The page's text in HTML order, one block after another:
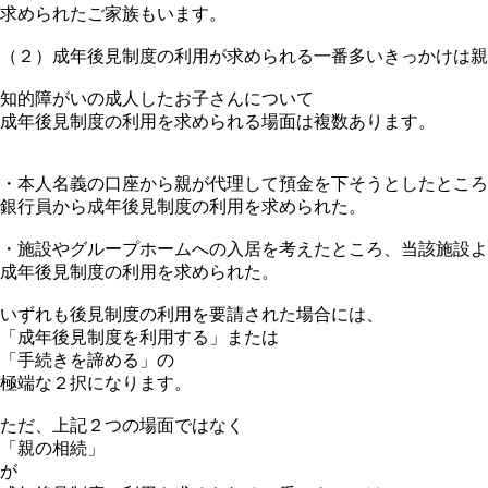
求められたご家族もいます。
（２）成年後見制度の利用が求められる一番多いきっかけは
知的障がいの成人したお子さんについて
成年後見制度の利用を求められる場面は複数あります。
・本人名義の口座から親が代理して預金を下そうとしたところ
銀行員から成年後見制度の利用を求められた。
・施設やグループホームへの入居を考えたところ、当該施設よ
成年後見制度の利用を求められた。
いずれも後見制度の利用を要請された場合には、
「成年後見制度を利用する」または
「手続きを諦める」の
極端な２択になります。
ただ、上記２つの場面ではなく
「親の相続」
が